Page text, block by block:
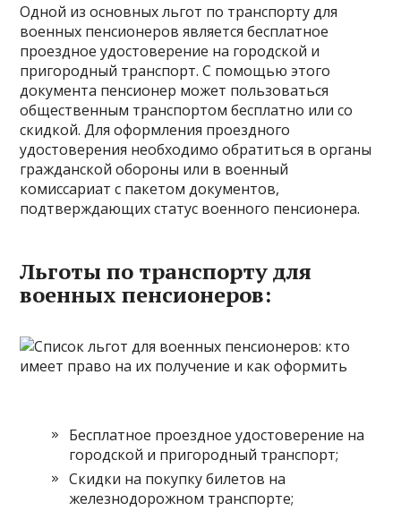
Одной из основных льгот по транспорту для
военных пенсионеров является бесплатное
проездное удостоверение на городской и
пригородный транспорт. С помощью этого
документа пенсионер может пользоваться
общественным транспортом бесплатно или со
скидкой. Для оформления проездного
удостоверения необходимо обратиться в органы
гражданской обороны или в военный
комиссариат с пакетом документов,
подтверждающих статус военного пенсионера.
Льготы по транспорту для
военных пенсионеров:
Бесплатное проездное удостоверение на
городской и пригородный транспорт;
Скидки на покупку билетов на
железнодорожном транспорте;